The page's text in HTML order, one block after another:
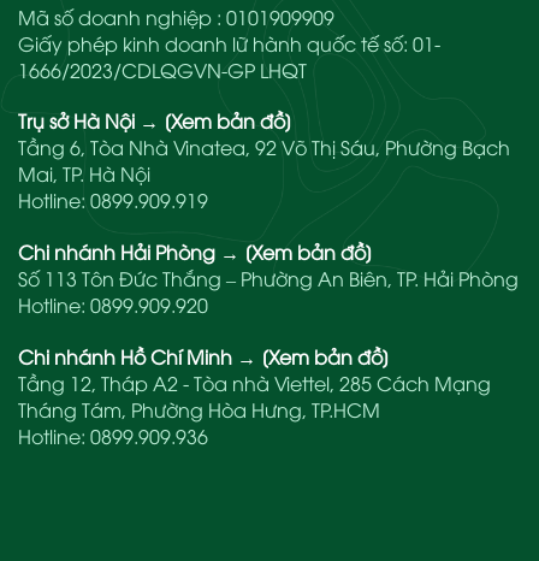
Mã số doanh nghiệp : 0101909909
Giấy phép kinh doanh lữ hành quốc tế số: 01-
1666/2023/CDLQGVN-GP LHQT
Trụ sở Hà Nội → [Xem bản đồ]
Tầng 6, Tòa Nhà Vinatea, 92 Võ Thị Sáu, Phường Bạch
Mai, TP. Hà Nội
Hotline: 0899.909.919
Chi nhánh Hải Phòng → [Xem bản đồ]
Số 113 Tôn Đức Thắng – Phường An Biên, TP. Hải Phòng
Hotline: 0899.909.920
Chi nhánh Hồ Chí Minh → [Xem bản đồ]
Tầng 12, Tháp A2 - Tòa nhà Viettel, 285 Cách Mạng
Tháng Tám, Phường Hòa Hưng, TP.HCM
Hotline: 0899.909.936